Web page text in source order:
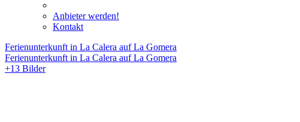
Anbieter werden!
Kontakt
Ferienunterkunft in La Calera auf La Gomera
Ferienunterkunft in La Calera auf La Gomera
+13 Bilder